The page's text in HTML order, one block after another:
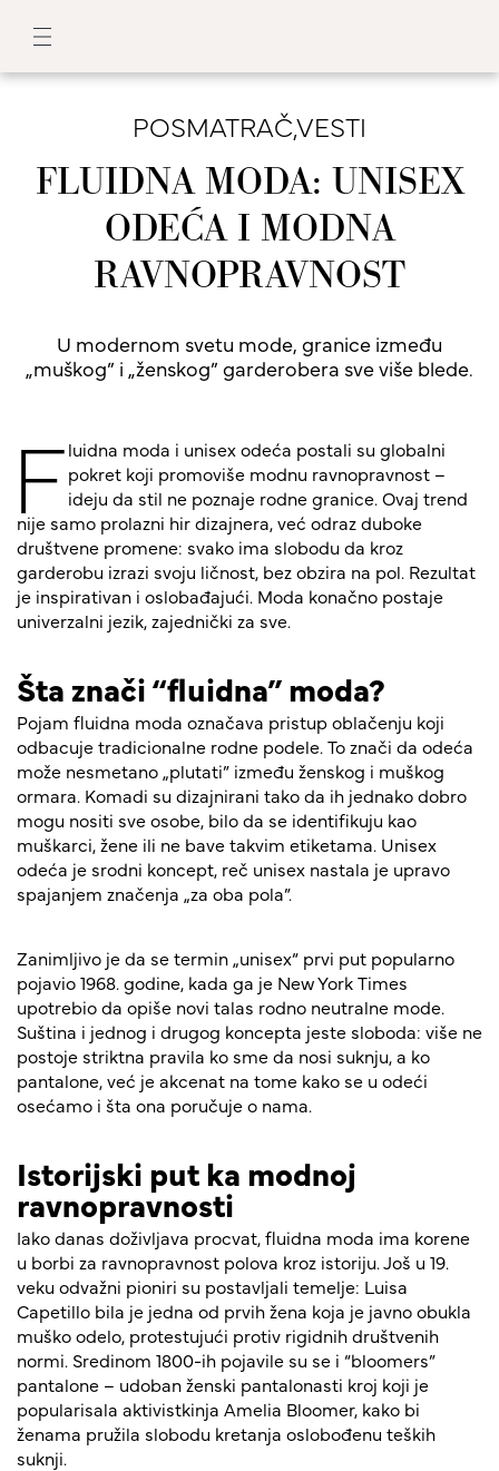
POSMATRAČ,VESTI
FLUIDNA MODA: UNISEX
ODEĆA I MODNA
RAVNOPRAVNOST
U modernom svetu mode, granice između
„muškog” i „ženskog” garderobera sve više blede.
Fluidna moda i unisex odeća postali su globalni
pokret koji promoviše modnu ravnopravnost –
ideju da stil ne poznaje rodne granice. Ovaj trend
nije samo prolazni hir dizajnera, već odraz duboke
društvene promene: svako ima slobodu da kroz
garderobu izrazi svoju ličnost, bez obzira na pol. Rezultat
je inspirativan i oslobađajući. Moda konačno postaje
univerzalni jezik, zajednički za sve.
Šta znači “fluidna” moda?
Pojam fluidna moda označava pristup oblačenju koji
odbacuje tradicionalne rodne podele. To znači da odeća
može nesmetano „plutati” između ženskog i muškog
ormara. Komadi su dizajnirani tako da ih jednako dobro
mogu nositi sve osobe, bilo da se identifikuju kao
muškarci, žene ili ne bave takvim etiketama. Unisex
odeća je srodni koncept, reč unisex nastala je upravo
spajanjem značenja „za oba pola”.
Zanimljivo je da se termin „unisex“ prvi put popularno
pojavio 1968. godine, kada ga je New York Times
upotrebio da opiše novi talas rodno neutralne mode.
Suština i jednog i drugog koncepta jeste sloboda: više ne
postoje striktna pravila ko sme da nosi suknju, a ko
pantalone, već je akcenat na tome kako se u odeći
osećamo i šta ona poručuje o nama.
Istorijski put ka modnoj
ravnopravnosti
Iako danas doživljava procvat, fluidna moda ima korene
u borbi za ravnopravnost polova kroz istoriju. Još u 19.
veku odvažni pioniri su postavljali temelje: Luisa
Capetillo bila je jedna od prvih žena koja je javno obukla
muško odelo, protestujući protiv rigidnih društvenih
normi. Sredinom 1800-ih pojavile su se i “bloomers”
pantalone – udoban ženski pantalonasti kroj koji je
popularisala aktivistkinja Amelia Bloomer, kako bi
ženama pružila slobodu kretanja oslobođenu teških
suknji.